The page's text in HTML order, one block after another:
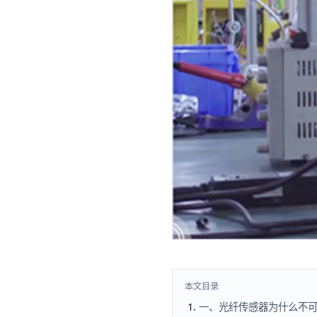
本文目录
一、光纤传感器为什么不